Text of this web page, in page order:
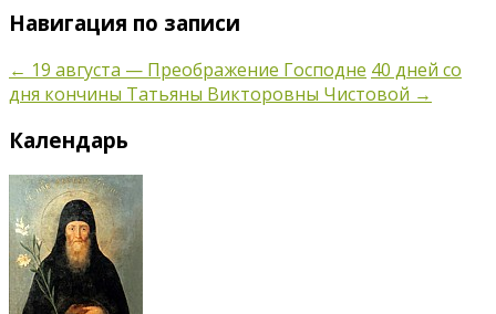
Навигация по записи
← 19 августа — Преображение Господне 40 дней со
дня кончины Татьяны Викторовны Чистовой →
Календарь